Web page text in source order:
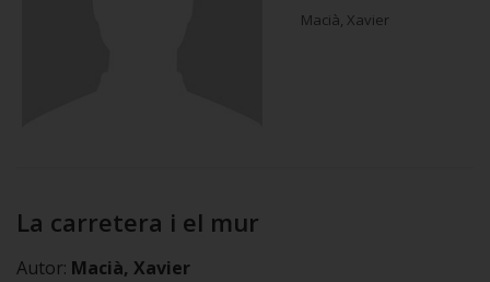
Macià, Xavier
La carretera i el mur
Autor: Macià, Xavier